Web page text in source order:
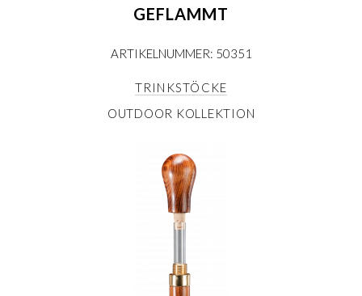
GEFLAMMT
ARTIKELNUMMER: 50351
TRINKSTÖCKE
OUTDOOR KOLLEKTION